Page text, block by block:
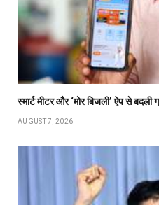
स्मार्ट मीटर और ‘मोर बिजली’ ऐप से बदली
AUGUST 7, 2026